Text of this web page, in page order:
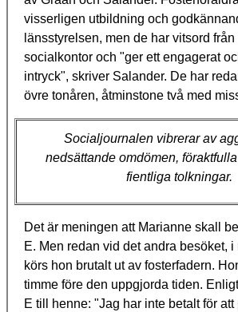
visserligen utbildning och
länsstyrelsen, men de har vitsord från
socialkontor och "ger ett engagerat
intryck", skriver Salander. De har
övre tonåren, åtminstone två med
Socialjournalen vibrerar av
nedsättande omdömen,
fientliga tolkningar.
Det är meningen att Marianne skall
E. Men redan vid det andra besöket,
körs hon brutalt ut av fosterfadern.
timme före den uppgjorda tiden.
E till henne: "Jag har inte betalt för